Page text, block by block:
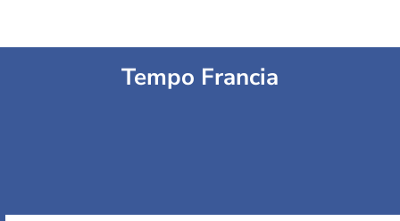
Tempo Francia